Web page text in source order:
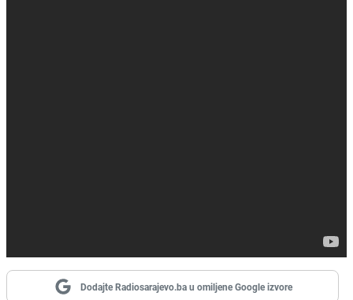
Dodajte Radiosarajevo.ba u omiljene Google izvore